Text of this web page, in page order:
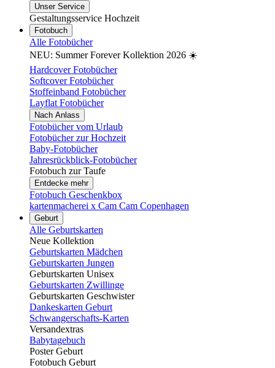
Unser Service
Gestaltungsservice Hochzeit
Fotobuch
Alle Fotobücher
NEU: Summer Forever Kollektion 2026 ☀️
Hardcover Fotobücher
Softcover Fotobücher
Stoffeinband Fotobücher
Layflat Fotobücher
Nach Anlass
Fotobücher vom Urlaub
Fotobücher zur Hochzeit
Baby-Fotobücher
Jahresrückblick-Fotobücher
Fotobuch zur Taufe
Entdecke mehr
Fotobuch Geschenkbox
kartenmacherei x Cam Cam Copenhagen
Geburt
Alle Geburtskarten
Neue Kollektion
Geburtskarten Mädchen
Geburtskarten Jungen
Geburtskarten Unisex
Geburtskarten Zwillinge
Geburtskarten Geschwister
Dankeskarten Geburt
Schwangerschafts-Karten
Versandextras
Babytagebuch
Poster Geburt
Fotobuch Geburt